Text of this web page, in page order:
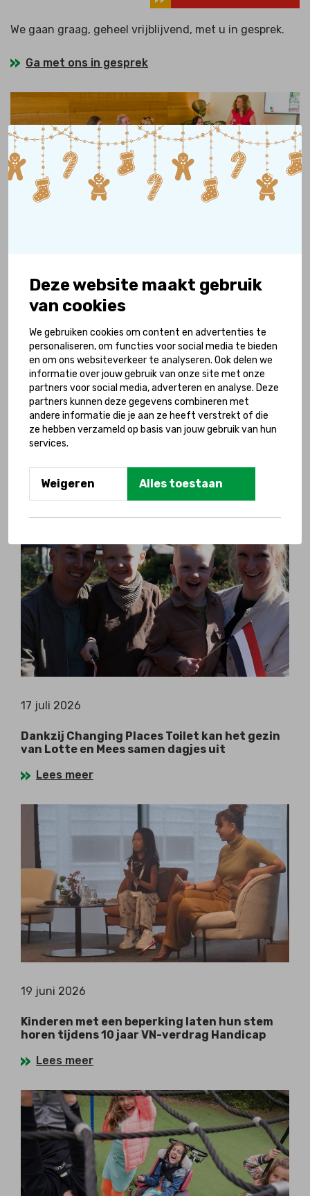
Deze website maakt gebruik
van cookies
We gebruiken cookies om content en advertenties te
personaliseren, om functies voor social media te bieden
en om ons websiteverkeer te analyseren. Ook delen we
informatie over jouw gebruik van onze site met onze
partners voor social media, adverteren en analyse. Deze
partners kunnen deze gegevens combineren met
andere informatie die je aan ze heeft verstrekt of die
ze hebben verzameld op basis van jouw gebruik van hun
services.
Weigeren Alles toestaan
We gaan graag, geheel vrijblijvend, met u in gesprek.
Ga met ons in gesprek
U kunt uiteraard deelnemen aan een projectbezoek.
Meer informatie over projectbezoek
Heb je deze verhalen al
gelezen?
Hoe groot de impact is van eenzaamheid
handicap ontdek je in hun aangrijpende
verhalen.
17 juli 2026
Dankzij Changing Places Toilet kan het gezin
van Lotte en Mees samen dagjes uit
Lees meer
19 juni 2026
Kinderen met een beperking laten hun stem
horen tijdens 10 jaar VN-verdrag Handicap
Lees meer